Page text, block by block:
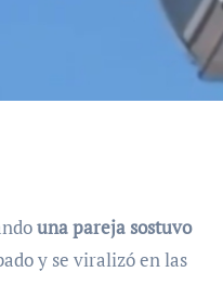
una pareja sostuvo
y se viralizó en las